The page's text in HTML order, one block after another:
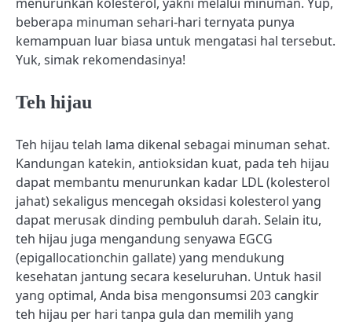
beberapa minuman sehari-hari ternyata punya
kemampuan luar biasa untuk mengatasi hal tersebut.
Yuk, simak rekomendasinya!
Teh hijau
Teh hijau telah lama dikenal sebagai minuman sehat.
Kandungan katekin, antioksidan kuat, pada teh hijau
dapat membantu menurunkan kadar LDL (kolesterol
jahat) sekaligus mencegah oksidasi kolesterol yang
dapat merusak dinding pembuluh darah. Selain itu,
teh hijau juga mengandung senyawa EGCG
(epigallocationchin gallate) yang mendukung
kesehatan jantung secara keseluruhan. Untuk hasil
yang optimal, Anda bisa mengonsumsi 203 cangkir
teh hijau per hari tanpa gula dan memilih yang